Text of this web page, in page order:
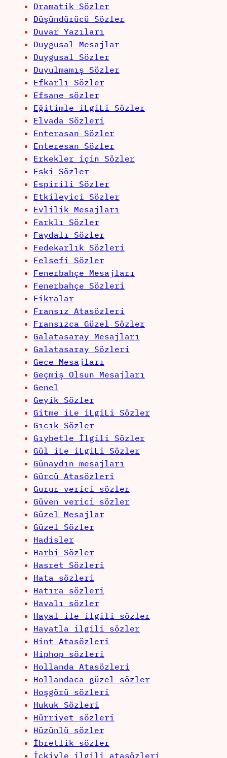
Dramatik Sözler
Düşündürücü Sözler
Duvar Yazıları
Duygusal Mesajlar
Duygusal Sözler
Duyulmamış Sözler
Efkarlı Sözler
Efsane sözler
Eğitimle iLgiLi Sözler
Elvada Sözleri
Enterasan Sözler
Enteresan Sözler
Erkekler için Sözler
Eski Sözler
Espirili Sözler
Etkileyici Sözler
Evlilik Mesajları
Farklı Sözler
Faydalı Sözler
Fedekarlık Sözleri
Felsefi Sözler
Fenerbahçe Mesajları
Fenerbahçe Sözleri
Fikralar
Fransız Atasözleri
Fransızca Güzel Sözler
Galatasaray Mesajları
Galatasaray Sözleri
Gece Mesajları
Geçmiş Olsun Mesajları
Genel
Geyik Sözler
Gitme iLe iLgiLi Sözler
Gıcık Sözler
Gıybetle İlgili Sözler
Gül iLe iLgiLi Sözler
Günaydın mesajları
Gürcü Atasözleri
Gurur verici sözler
Güven verici sözler
Güzel Mesajlar
Güzel Sözler
Hadisler
Harbi Sözler
Hasret Sözleri
Hata sözleri
Hatıra sözleri
Havalı sözler
Hayal ile ilgili sözler
Hayatla ilgili sözler
Hint Atasözleri
Hiphop sözleri
Hollanda Atasözleri
Hollandaca güzel sözler
Hoşgörü sözleri
Hukuk Sözleri
Hürriyet sözleri
Hüzünlü sözler
İbretlik sözler
İçkiyle ilgili atasözleri